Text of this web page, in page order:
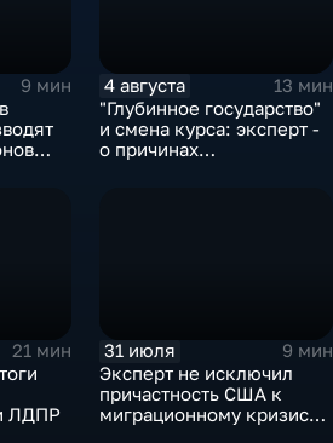
9 мин
4 августа
13 мин
"Глубинное государство"
и смена курса: эксперт -
о причинах
21 мин
ЛДПР
31 июля
9 мин
Эксперт не исключил
причастность США к
миграционному кризису в